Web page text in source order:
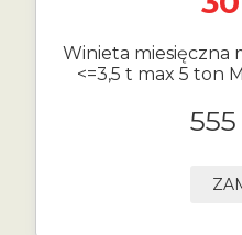
Winieta miesięczna
<=3,5 t max 5 ton